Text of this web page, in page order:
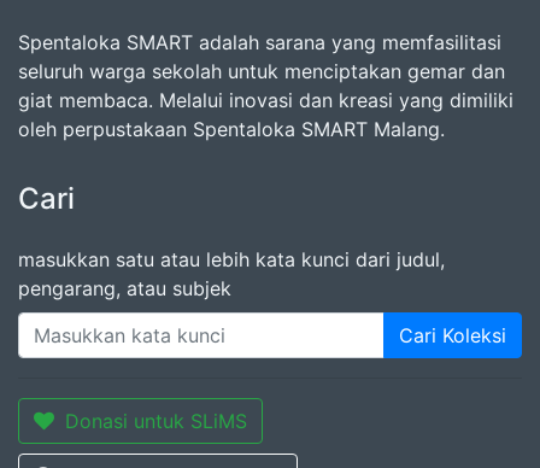
Spentaloka SMART adalah sarana yang memfasilitasi
seluruh warga sekolah untuk menciptakan gemar dan
giat membaca. Melalui inovasi dan kreasi yang dimiliki
oleh perpustakaan Spentaloka SMART Malang.
Cari
masukkan satu atau lebih kata kunci dari judul,
pengarang, atau subjek
Cari Koleksi
Donasi untuk SLiMS